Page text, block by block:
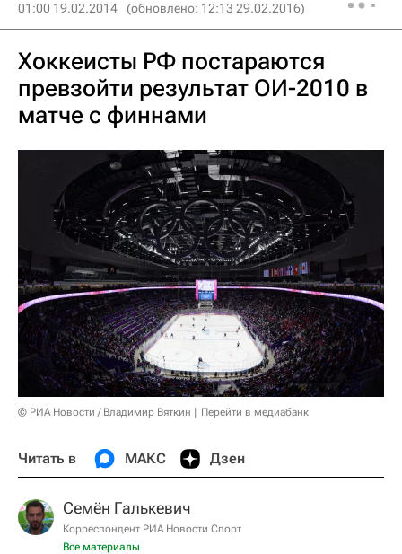
01:00 19.02.2014 (обновлено: 12:13 29.02.2016)
Хоккеисты РФ постараются
превзойти результат ОИ-2010 в
матче с финнами
© РИА Новости / Владимир Вяткин Перейти в медиабанк
Читать в МАКС Дзен
Семён Галькевич
Корреспондент РИА Новости Спорт
Все материалы